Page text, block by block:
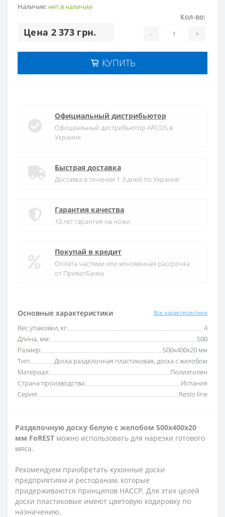
Наличие: нет в наличии
Цена 2 373 грн.
Кол-во:
- +
КУПИТЬ
Основные характеристики Все характеристики
Вес упаковки, кг:
4
Длина, мм:
500
Размер:
500х400х20 мм
Тип:
Доска разделочная пластиковая, доска с желобом
Материал:
Полиэтилен
Страна производства:
Испания
Серия:
Resto line
Официальный дистрибьютор
Официальный дистрибьютор ARCOS в
Украине
Быстрая доставка
Доставка в течении 1-3 дней по Украине
Гарантия качества
10 лет гарантия на ножи
Покупай в кредит
Оплата частями или мгновенная рассрочка
от ПриватБанка
Разделочную доску белую с желобом 500х400х20
мм FoREST можно использовать для нарезки готового
мяса.
Рекомендуем приобретать кухонные доски
предприятиям и ресторанам, которые
придерживаются принципов HACCP. Для этих целей
доски пластиковые имеют цветовую кодировку по
назначению.